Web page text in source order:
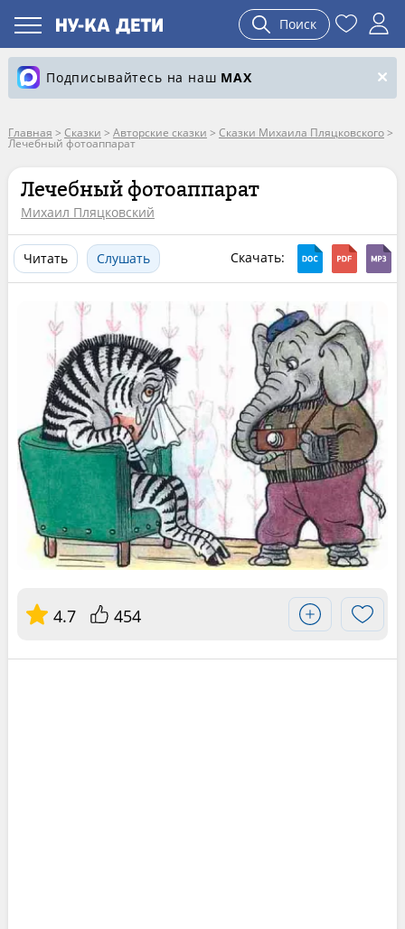
Поиск
Подписывайтесь на наш MAX
Главная > Сказки > Авторские сказки > Сказки Михаила Пляцковского>
Лечебный фотоаппарат
Лечебный фотоаппарат
Михаил Пляцковский
Читать Слушать Скачать:
4.7 454